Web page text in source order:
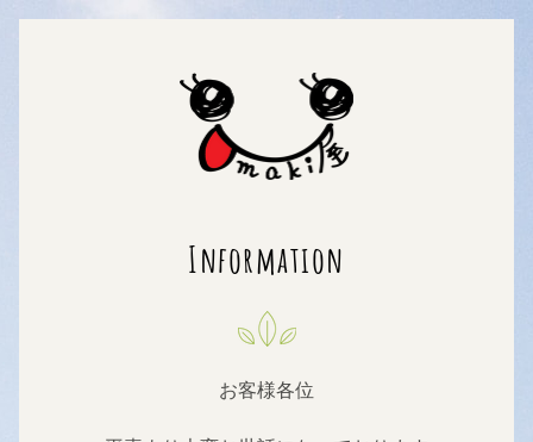
Information
お客様各位